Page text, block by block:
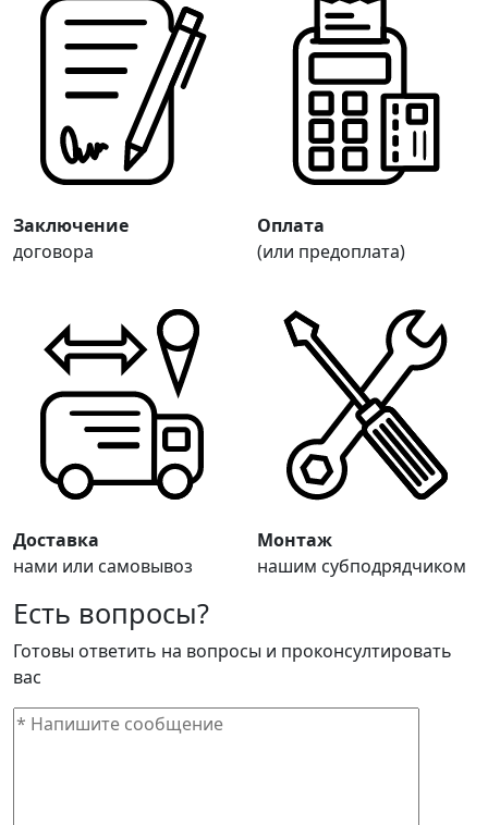
Заключение
договора
Оплата
(или предоплата)
Доставка
нами или самовывоз
Монтаж
нашим субподрядчиком
Есть вопросы?
Готовы ответить на вопросы и проконсултировать
вас